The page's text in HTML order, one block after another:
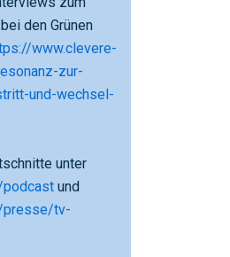
den Grünen
www.clevere-
zur-
und-wechsel-
unter
und
presse/tv-